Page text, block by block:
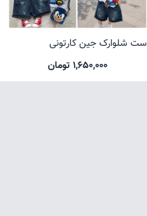
ست شلوارک جین کارتونی
1,650,000 تومان